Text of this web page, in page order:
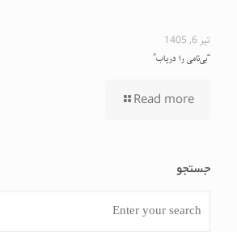
تیر 6, 1405
“بی‌نامی را دریاب”
Read more
جستجو